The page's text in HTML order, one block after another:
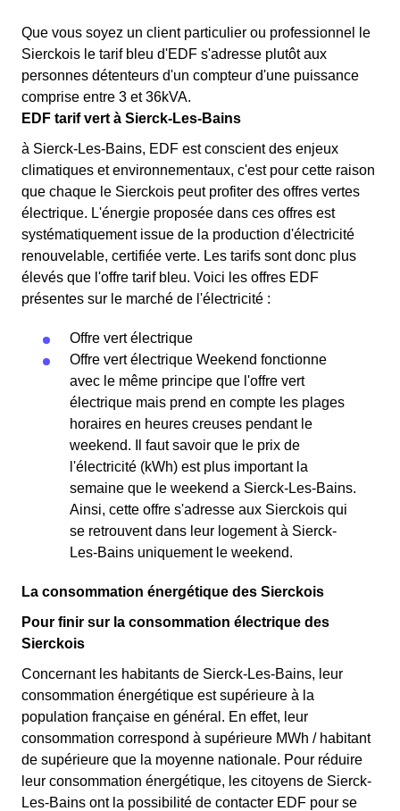
Que vous soyez un client particulier ou professionnel le
Sierckois le tarif bleu d'EDF s'adresse plutôt aux
personnes détenteurs d'un compteur d'une puissance
comprise entre 3 et 36kVA.
EDF tarif vert à Sierck-Les-Bains
à Sierck-Les-Bains, EDF est conscient des enjeux
climatiques et environnementaux, c'est pour cette raison
que chaque le Sierckois peut profiter des offres vertes
électrique. L'énergie proposée dans ces offres est
systématiquement issue de la production d'électricité
renouvelable, certifiée verte. Les tarifs sont donc plus
élevés que l'offre tarif bleu. Voici les offres EDF
présentes sur le marché de l'électricité :
Offre vert électrique
Offre vert électrique Weekend fonctionne
avec le même principe que l'offre vert
électrique mais prend en compte les plages
horaires en heures creuses pendant le
weekend. Il faut savoir que le prix de
l'électricité (kWh) est plus important la
semaine que le weekend a Sierck-Les-Bains.
Ainsi, cette offre s'adresse aux Sierckois qui
se retrouvent dans leur logement à Sierck-
Les-Bains uniquement le weekend.
La consommation énergétique des Sierckois
Pour finir sur la consommation électrique des
Sierckois
Concernant les habitants de Sierck-Les-Bains, leur
consommation énergétique est supérieure à la
population française en général. En effet, leur
consommation correspond à supérieure MWh / habitant
de supérieure que la moyenne nationale. Pour réduire
leur consommation énergétique, les citoyens de Sierck-
Les-Bains ont la possibilité de contacter EDF pour se